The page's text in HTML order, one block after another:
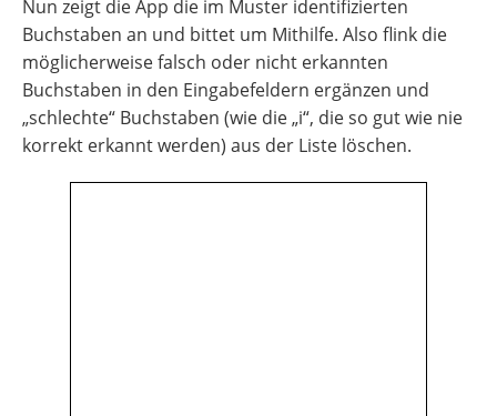
Nun zeigt die App die im Muster identifizierten
Buchstaben an und bittet um Mithilfe. Also flink die
möglicherweise falsch oder nicht erkannten
Buchstaben in den Eingabefeldern ergänzen und
„schlechte“ Buchstaben (wie die „i“, die so gut wie nie
korrekt erkannt werden) aus der Liste löschen.